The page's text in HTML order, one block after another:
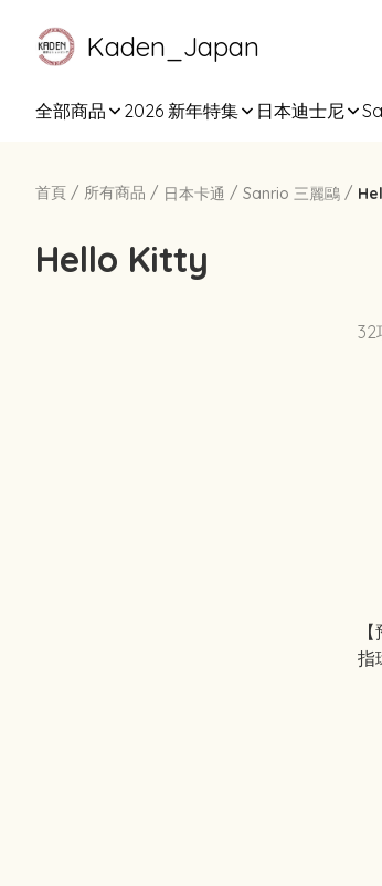
Kaden_Japan
全部商品 2026 新年特集 日本迪士尼
首頁 / 所有商品 / 日本卡通 / Sanrio 三麗鷗 /
Hello Kitty
32
指